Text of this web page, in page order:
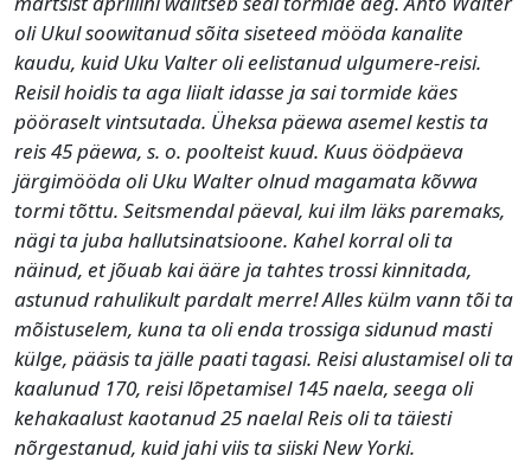
oli Ukul soowitanud sõita siseteed mööda kanalite
kaudu, kuid Uku Valter oli eelistanud ulgumere-reisi.
Reisil hoidis ta aga liialt idasse ja sai tormide käes
pööraselt vintsutada. Üheksa päewa asemel kestis ta
reis 45 päewa, s. o. poolteist kuud. Kuus öödpäeva
järgimööda oli Uku Walter olnud magamata kõvwa
tormi tõttu. Seitsmendal päeval, kui ilm läks paremaks,
nägi ta juba hallutsinatsioone. Kahel korral oli ta
näinud, et jõuab kai ääre ja tahtes trossi kinnitada,
astunud rahulikult pardalt merre! Alles külm vann tõi ta
mõistuselem, kuna ta oli enda trossiga sidunud masti
külge, pääsis ta jälle paati tagasi. Reisi alustamisel oli ta
kaalunud 170, reisi lõpetamisel 145 naela, seega oli
kehakaalust kaotanud 25 naelal Reis oli ta täiesti
nõrgestanud, kuid jahi viis ta siiski New Yorki.